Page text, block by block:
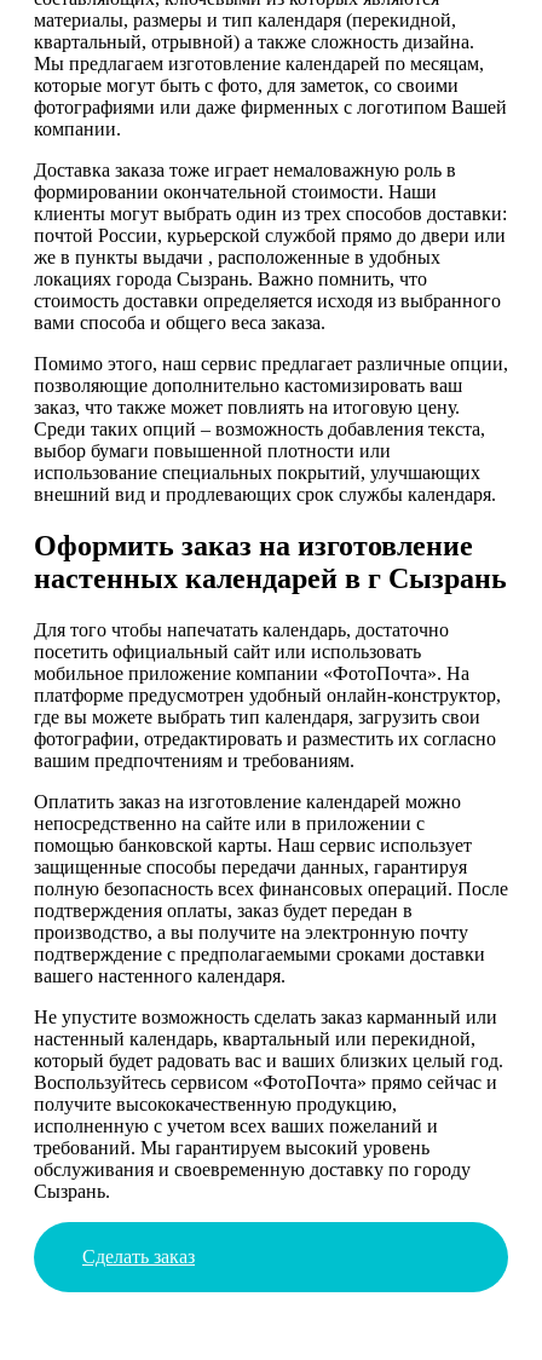
материалы, размеры и тип календаря (перекидной,
квартальный, отрывной) а также сложность дизайна.
Мы предлагаем изготовление календарей по месяцам,
которые могут быть с фото, для заметок, со своими
фотографиями или даже фирменных с логотипом Вашей
компании.
Доставка заказа тоже играет немаловажную роль в
формировании окончательной стоимости. Наши
клиенты могут выбрать один из трех способов доставки:
почтой России, курьерской службой прямо до двери или
же в пункты выдачи , расположенные в удобных
локациях города Сызрань. Важно помнить, что
стоимость доставки определяется исходя из выбранного
вами способа и общего веса заказа.
Помимо этого, наш сервис предлагает различные опции,
позволяющие дополнительно кастомизировать ваш
заказ, что также может повлиять на итоговую цену.
Среди таких опций – возможность добавления текста,
выбор бумаги повышенной плотности или
использование специальных покрытий, улучшающих
внешний вид и продлевающих срок службы календаря.
Оформить заказ на изготовление
настенных календарей в г Сызрань
Для того чтобы напечатать календарь, достаточно
посетить официальный сайт или использовать
мобильное приложение компании «ФотоПочта». На
платформе предусмотрен удобный онлайн-конструктор,
где вы можете выбрать тип календаря, загрузить свои
фотографии, отредактировать и разместить их согласно
вашим предпочтениям и требованиям.
Оплатить заказ на изготовление календарей можно
непосредственно на сайте или в приложении с
помощью банковской карты. Наш сервис использует
защищенные способы передачи данных, гарантируя
полную безопасность всех финансовых операций. После
подтверждения оплаты, заказ будет передан в
производство, а вы получите на электронную почту
подтверждение с предполагаемыми сроками доставки
вашего настенного календаря.
Не упустите возможность сделать заказ карманный или
настенный календарь, квартальный или перекидной,
который будет радовать вас и ваших близких целый год.
Воспользуйтесь сервисом «ФотоПочта» прямо сейчас и
получите высококачественную продукцию,
исполненную с учетом всех ваших пожеланий и
требований. Мы гарантируем высокий уровень
обслуживания и своевременную доставку по городу
Сызрань.
Сделать заказ